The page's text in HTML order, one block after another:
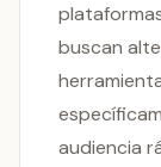
buscan
audiencia